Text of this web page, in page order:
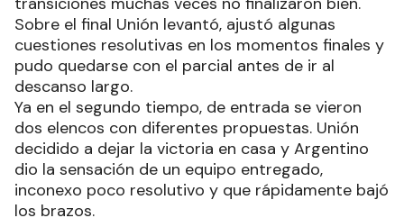
Sobre el final Unión levantó, ajustó algunas
cuestiones resolutivas en los momentos finales y
pudo quedarse con el parcial antes de ir al
descanso largo.
Ya en el segundo tiempo, de entrada se vieron
dos elencos con diferentes propuestas. Unión
decidido a dejar la victoria en casa y Argentino
dio la sensación de un equipo entregado,
inconexo poco resolutivo y que rápidamente bajó
los brazos.